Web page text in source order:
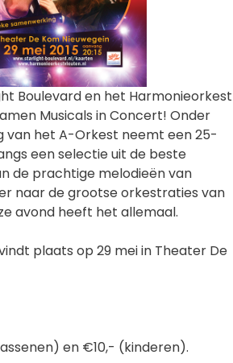
Boulevard en het Harmonieorkest
Musicals in Concert! Onder
van het A-Orkest neemt een 25-
een selectie uit de beste
de prachtige melodieën van
naar de grootse orkestraties van
avond heeft het allemaal.
plaats op 29 mei in Theater De
en €10,- (kinderen).